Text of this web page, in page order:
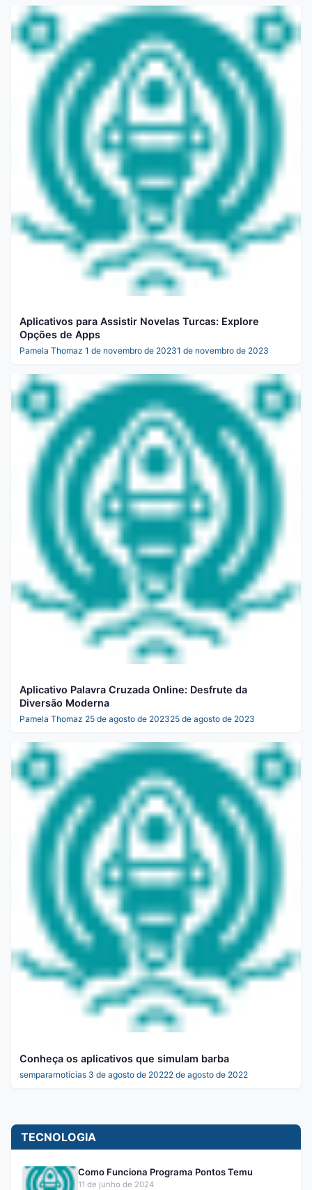
Aplicativos para Assistir Novelas Turcas: Explore
Opções de Apps
Pamela Thomaz 1 de novembro de 20231 de novembro de 2023
Aplicativo Palavra Cruzada Online: Desfrute da
Diversão Moderna
Pamela Thomaz 25 de agosto de 202325 de agosto de 2023
Conheça os aplicativos que simulam barba
sempararnoticias 3 de agosto de 20222 de agosto de 2022
TECNOLOGIA
Como Funciona Programa Pontos Temu
11 de junho de 2024